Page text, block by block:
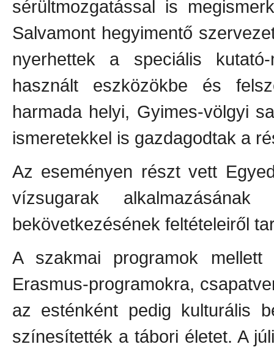
sérültmozgatással is
Salvamont hegyimentő
nyerhettek a speciális
használt eszközökbe és
harmada helyi, Gyimes-völgyi
ismeretekkel is gazdagodtak a
Az eseményen részt vett
vízsugarak
bekövetkezésének feltételeiről
A szakmai programok
Erasmus-programokra,
az esténként pedig kulturális
színesítették a tábori életet. A